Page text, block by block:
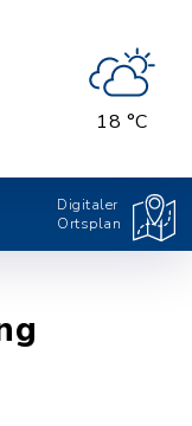
18 °C
Digitaler
Ortsplan